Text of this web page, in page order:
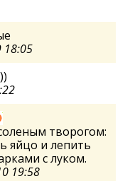
18:05
творогом:
яйцо и лепить
с луком.
19:58